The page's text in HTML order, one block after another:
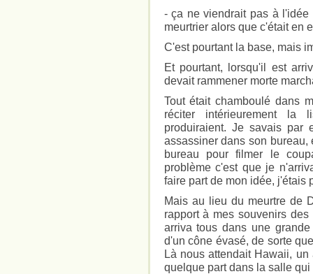
- ça ne viendrait pas à
meurtrier alors que c'était en
C'est pourtant la base, mais
Et pourtant, lorsqu'il est
devait rammener morte
Tout était chamboulé dans
réciter intérieurement la
produiraient. Je savais par
assassiner dans son
bureau pour filmer le
problème c'est que je
faire part de mon idée, j'étais
Mais au lieu du meurtre de
rapport à mes souvenirs
arriva tous dans une
d'un cône évasé, de sorte
Là nous attendait Hawaii,
quelque part dans la salle